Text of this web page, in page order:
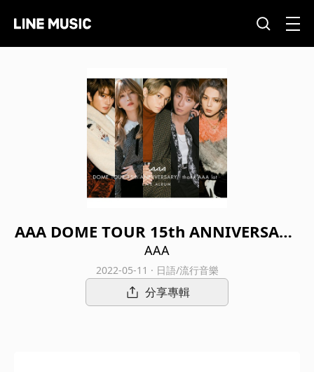
AAA DOME TOUR 15th ANNIVERSARY
-thanx AAA lot- LIVE ALBUM (Live at
TOKYO DOME 20211212)
AAA
2022-05-11 · 日語/流行音樂
分享專輯